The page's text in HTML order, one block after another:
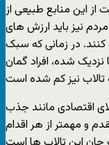
از این منابع طبیعی از
نیز باید ارزش های
کنند. در زمانی که سبک
شده، افراد گمان
اقتصادی مانند جذب
و مهمتر از هر اقدام